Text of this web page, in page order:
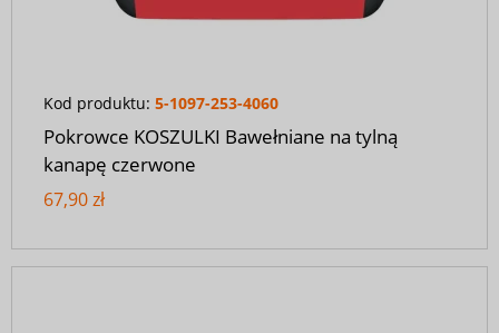
Kod produktu: 5-1097-253-4060
Pokrowce KOSZULKI Bawełniane na tylną
kanapę czerwone
67,90 zł